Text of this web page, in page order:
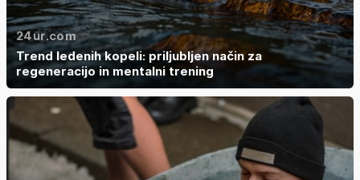
24ur.com
Trend ledenih kopeli: priljubljen način za
regeneracijo in mentalni trening